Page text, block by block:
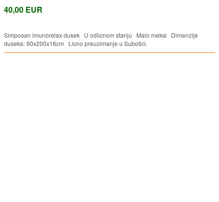
40,00 EUR
Simposan imunorelax dusek U odlicnom stanju Malo meksi Dimenzije
duseka: 90x200x16cm Licno preuzimanje u Subotici.